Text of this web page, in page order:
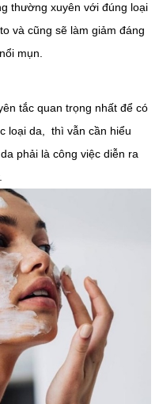
thường xuyên với đúng loại
và cũng sẽ làm giảm đáng
mụn.
tắc quan trọng nhất để có
loại da, thì vẫn cần hiểu
phải là công việc diễn ra